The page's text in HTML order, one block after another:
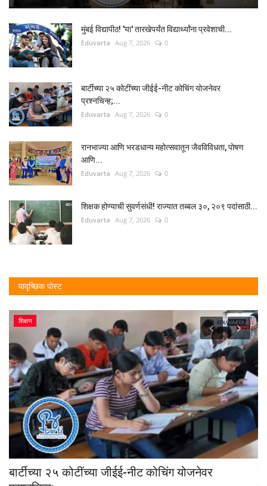
मुंबई विद्यापीठ! 'या' तारखेपर्यंत विद्यार्थ्यांना प्रवेशाची...
Eduvarta Aug 7, 2026 0
बार्टीच्या २५ कोटींच्या जीईई-नीट कोचिंग योजनेवर
प्रश्नचिन्ह;...
Eduvarta Aug 7, 2026 0
रानभाज्या आणि भरडधान्य महोत्सवातून जैवविविधता, पोषण
आणि...
Eduvarta Aug 7, 2026 0
शिक्षक होण्याची सुवर्णसंधी! राज्यात तब्बल ३०, २०९ पदांसाठी...
Eduvarta Aug 7, 2026 0
यादृच्छिक पोस्ट
शिक्षण
बार्टीच्या २५ कोटींच्या जीईई-नीट कोचिंग योजनेवर